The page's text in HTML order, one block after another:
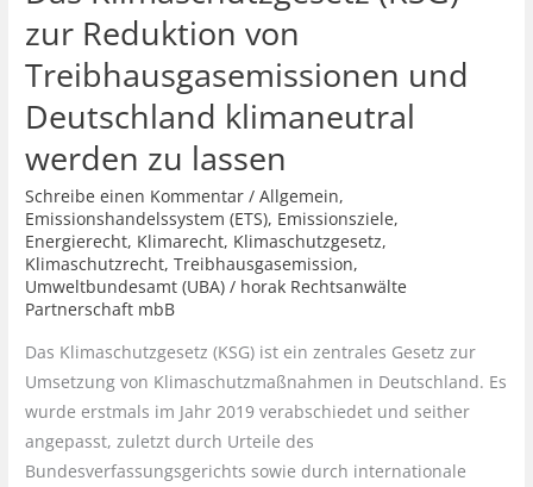
zur Reduktion von
Treibhausgasemissionen und
Deutschland klimaneutral
werden zu lassen
Schreibe einen Kommentar /Allgemein,
Emissionshandelssystem (ETS), Emissionsziele,
Energierecht, Klimarecht, Klimaschutzgesetz,
Klimaschutzrecht,Treibhausgasemission,
Umweltbundesamt (UBA) / horak Rechtsanwälte
Partnerschaft mbB
Das Klimaschutzgesetz (KSG) ist ein zentrales Gesetz zur
Umsetzung von Klimaschutzmaßnahmen in Deutschland. Es
wurde erstmals im Jahr 2019 verabschiedet und seither
angepasst, zuletzt durch Urteile des
Bundesverfassungsgerichts sowie durch internationale